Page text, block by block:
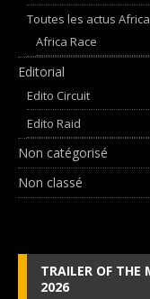
Toutes les actus
Africa Race
Editorial
Edito Circuit
Edito Raid
Non catégorisé
Non classé
TRAILER OF THE
2026